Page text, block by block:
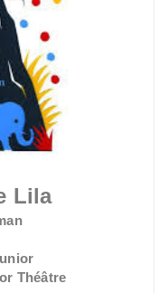
Lila
Théâtre